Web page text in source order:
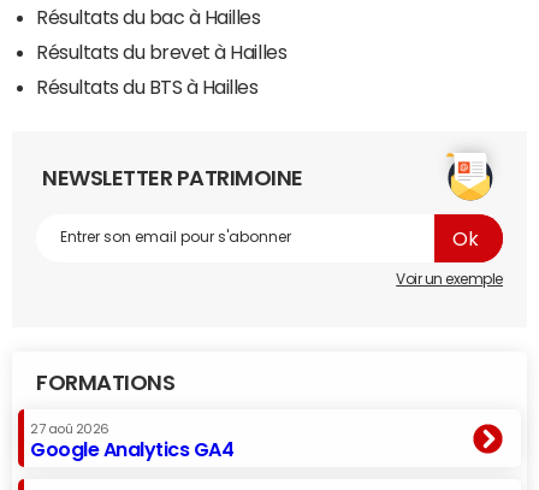
Résultats du bac à Hailles
Résultats du brevet à Hailles
Résultats du BTS à Hailles
NEWSLETTER PATRIMOINE
Voir un exemple
FORMATIONS
27 aoû 2026
Google Analytics GA4